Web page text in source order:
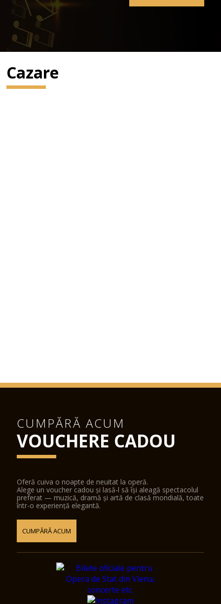
Cazare
CUMPĂRĂ ACUM
VOUCHERE CADOU
Oferă cuiva o noapte de neuitat la operă.
Alege un voucher cadou și lasă-l să își aleagă spectacolul
preferat — muzică, dramă și artă de clasă mondială, toate
într-o experiență elegantă.
CUMPĂRĂ ACUM